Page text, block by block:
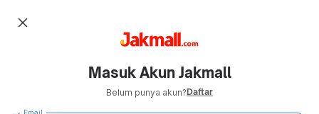
close
Masuk Akun Jakmall
Belum punya akun?Daftar
Email